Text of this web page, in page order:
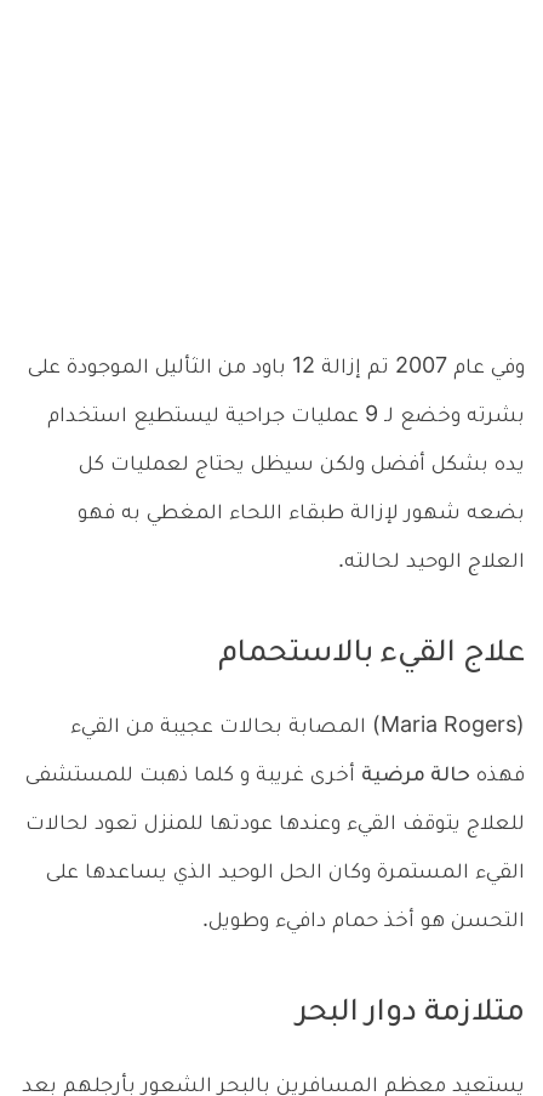
وفي عام 2007 تم إزالة 12 باود من الثأليل الموجودة على
بشرته وخضع لـ 9 عمليات جراحية ليستطيع استخدام
يده بشكل أفضل ولكن سيظل يحتاج لعمليات كل
بضعه شهور لإزالة طبقاء اللحاء المغطي به فهو
العلاج الوحيد لحالته.
علاج القيء بالاستحمام
(Maria Rogers) المصابة بحالات عجيبة من القيء
فهذه حالة مرضية أخرى غريبة و كلما ذهبت للمستشفى
للعلاج يتوقف القيء وعندها عودتها للمنزل تعود لحالات
القيء المستمرة وكان الحل الوحيد الذي يساعدها على
التحسن هو أخذ حمام دافيء وطويل.
متلازمة دوار البحر
يستعيد معظم المسافرين بالبحر الشعور بأرجلهم بعد